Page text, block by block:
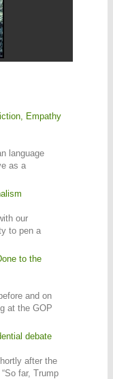
Empathy
language
as a
our
to pen a
to the
and on
at the GOP
debate
after the
far, Trump